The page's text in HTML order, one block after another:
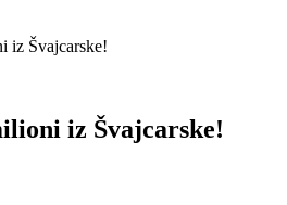
iz Švajcarske!
iz Švajcarske!